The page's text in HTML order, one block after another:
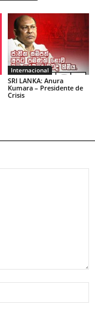
Internacional
SRI LANKA: Anura
Kumara – Presidente de
Crisis